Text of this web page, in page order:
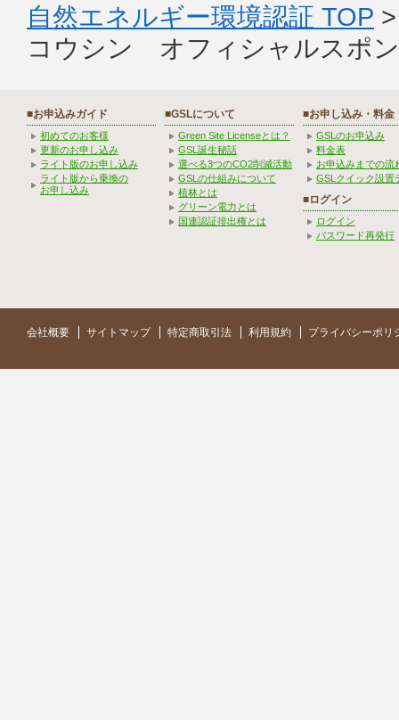
自然エネルギー環境認証 TOP
コウシン オフィシャルスポ
■お申込みガイド
初めてのお客様
更新のお申し込み
ライト版のお申し込み
ライト版から乗換の
お申し込み
■GSLについて
Green Site Licenseとは？
GSL誕生秘話
選べる3つのCO2削減活動
GSLの仕組みについて
植林とは
グリーン電力とは
国連認証排出権とは
■お申し込み・料金
GSLのお申込み
料金表
お申込みまでの流
GSLクイック設置
■ログイン
ログイン
パスワード再発行
会社概要 サイトマップ 特定商取引法 利用規約 プライバシーポリ